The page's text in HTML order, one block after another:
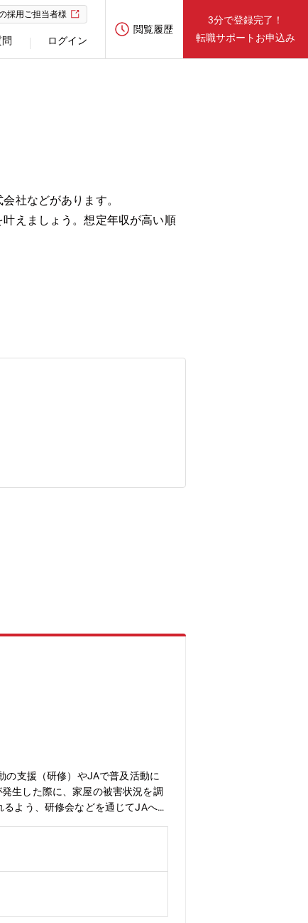
採用ご担当者様
ログイン
閲覧履歴
3分で登録完了！
転職サポートお申込み
社などがあります。
えましょう。想定年収が高い順
支援（研修）やJAで普及活動に
生した際に、家屋の被害状況を調
よう、研修会などを通じてJAへの